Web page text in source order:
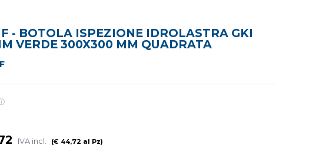
- BOTOLA ISPEZIONE IDROLASTRA GKI
VERDE 300X300 MM QUADRATA
IVA incl. (€ 44,72 al Pz)